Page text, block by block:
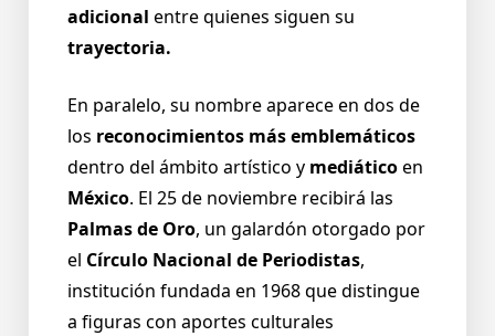
adicional entre quienes siguen su
trayectoria.
En paralelo, su nombre aparece en dos de
los reconocimientos más emblemáticos
dentro del ámbito artístico y mediáticoen
México. El 25 de noviembre recibirá las
Palmas de Oro, un galardón otorgado por
el Círculo Nacional de Periodistas,
institución fundada en 1968 que distingue
a figuras con aportes culturales